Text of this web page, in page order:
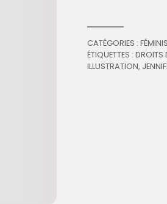
CATÉGORIES :
ÉTIQUETTES :DROITS
ILLUSTRATION,